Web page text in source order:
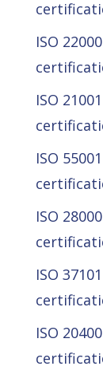
ISO
ISO
ISO
ISO
ISO
ISO